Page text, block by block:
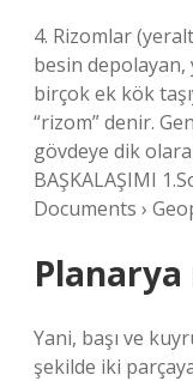
4. Rizomlar
besin depolayan,
birçok ek kök
“rizom” denir.
gövdeye dik
BAŞKALAŞIMI
Documents ›
Planarya
Yani, başı ve
şekilde iki